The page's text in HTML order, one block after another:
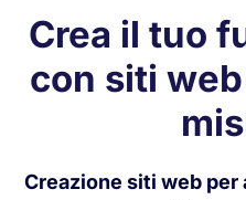
Crea il tuo
con siti
Creazione siti web per